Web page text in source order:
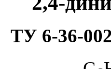
ТУ 6-36-